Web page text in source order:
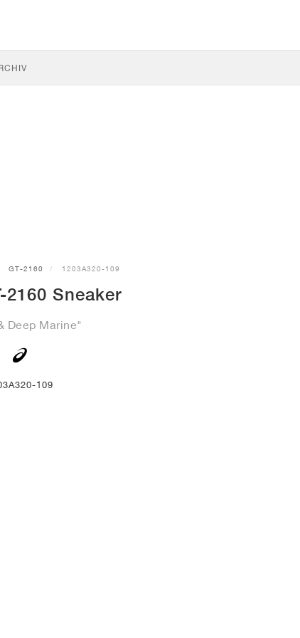
GT-2160 1203A320-109
2160 Sneaker
Deep Marine"
109